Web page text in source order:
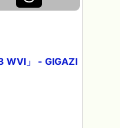
WVI」 - GIGAZI